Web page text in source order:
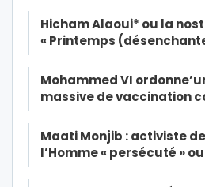
Hicham Alaoui* ou la
« Printemps
Mohammed VI
massive de vaccination
Maati Monjib : activiste
l’Homme « persécuté »